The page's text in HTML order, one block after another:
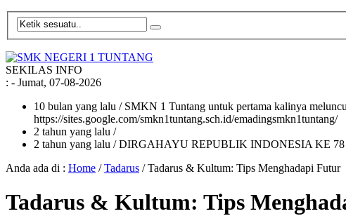
SEKILAS INFO
: - Jumat, 07-08-2026
10 bulan yang lalu / SMKN 1 Tuntang untuk pertama kalinya
https://sites.google.com/smkn1tuntang.sch.id/emadingsmkn1tuntang/
2 tahun yang lalu /
2 tahun yang lalu / DIRGAHAYU REPUBLIK INDONESIA KE
Anda ada di : Home /Tadarus /Tadarus & Kultum: Tips Menghadapi Futur
Tadarus & Kultum: Tips